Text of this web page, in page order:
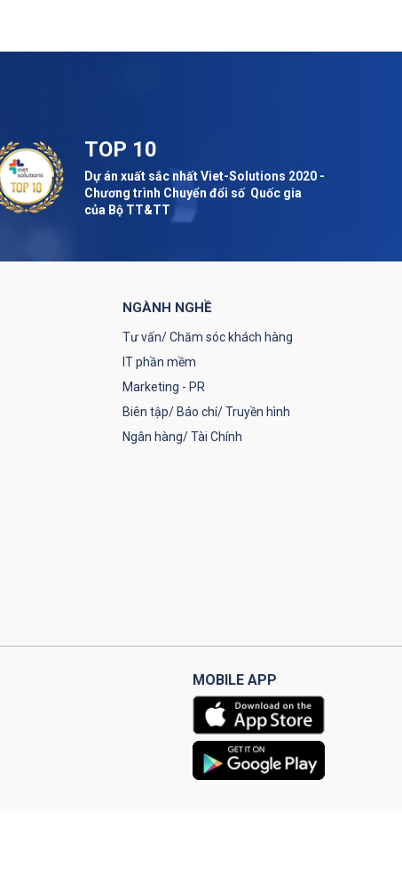
TOP 10
Dự án xuất sắc nhất Viet-Solutions 2020 -
Chương trình Chuyển đổi số Quốc gia
của Bộ TT&TT
NGÀNH NGHỀ
Tư vấn/ Chăm sóc khách hàng
IT phần mềm
Marketing - PR
Biên tập/ Báo chí/ Truyền hình
Ngân hàng/ Tài Chính
MOBILE APP